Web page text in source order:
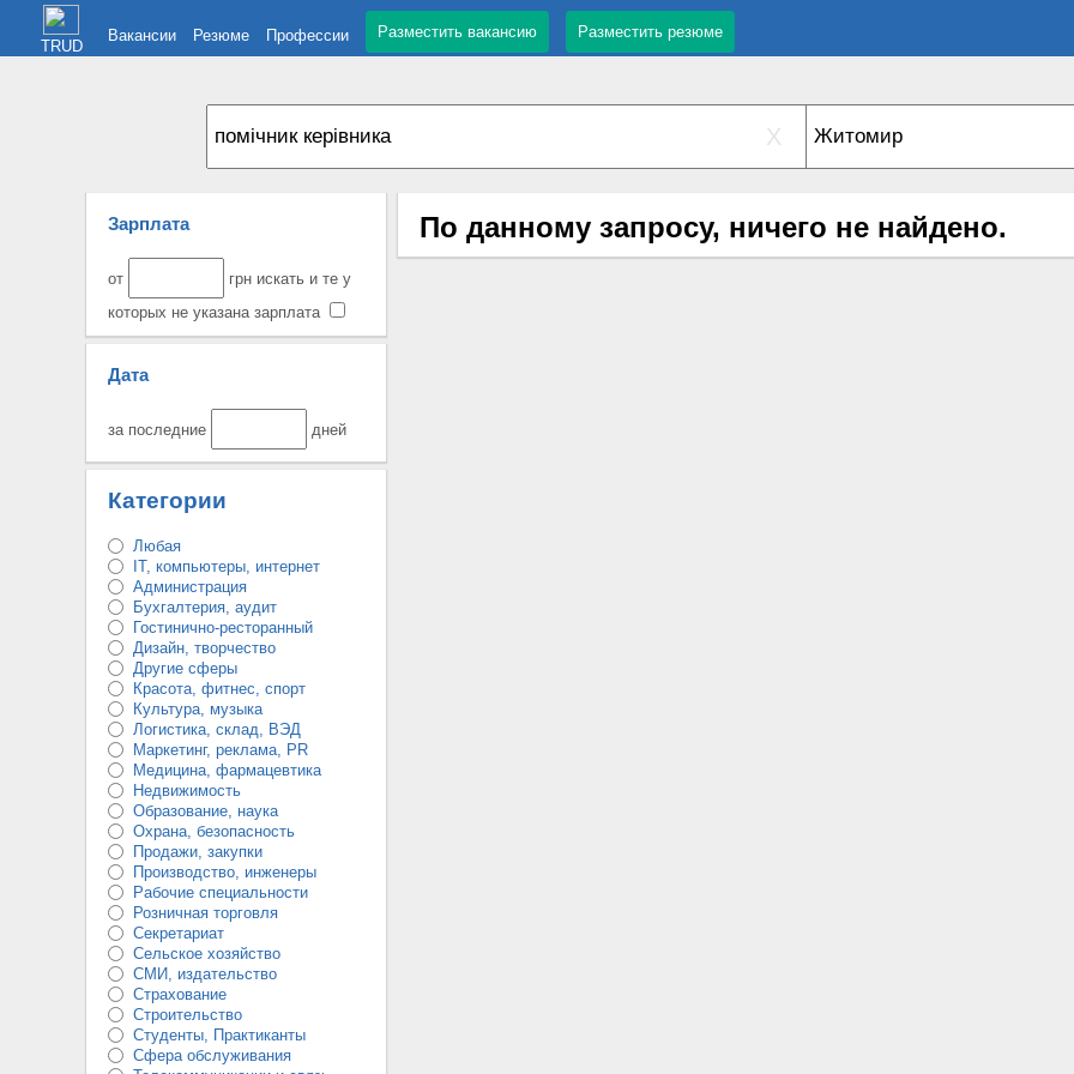
TRUD
Вакансии Резюме Профессии Разместить вакансию Разместить резюме
X
Зарплата
от
грн искать и те у
которых не указана зарплата
Дата
за последние дней
Категории
Любая
IT, компьютеры, интернет
Администрация
Бухгалтерия, аудит
Гостинично-ресторанный
Дизайн, творчество
Другие сферы
Красота, фитнес, спорт
Культура, музыка
Логистика, склад, ВЭД
Маркетинг, реклама, PR
Медицина, фармацевтика
Недвижимость
Образование, наука
Охрана, безопасность
Продажи, закупки
Производство, инженеры
Рабочие специальности
Розничная торговля
Секретариат
Сельское хозяйство
СМИ, издательство
Страхование
Строительство
Студенты, Практиканты
Сфера обслуживания
По данному запросу, ничего не найдено.